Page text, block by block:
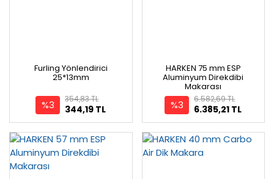
Furling Yönlendirici
25*13mm
%3 344,19 TL
354,83 TL
HARKEN 75 mm ESP
Aluminyum Direkdibi
Makarası
%3 6.385,21 TL
6.582,69 TL